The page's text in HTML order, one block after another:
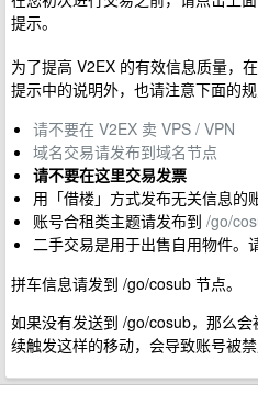
提示。
为了提高 V2EX 的有效信息质量，
提示中的说明外，也请注意下面的规
请不要在 V2EX 卖 VPS / VPN
域名交易请发布到域名节点
请不要在这里交易发票
用「借楼」方式发布无关信息的
账号合租类主题请发布到 /go/
二手交易是用于出售自用物件。
拼车信息请发到 /go/cosub 节点。
如果没有发送到 /go/cosub，那么
续触发这样的移动，会导致账号被禁